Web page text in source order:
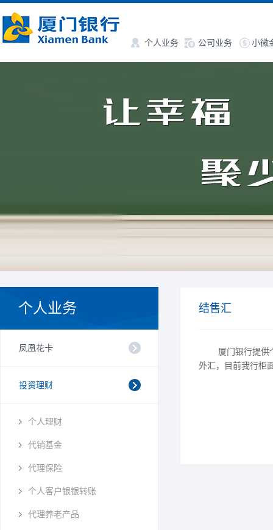
个人业务 公司业务 小微
个人业务
凤凰花卡
投资理财
个人理财
代销基金
代理保险
个人客户银银转账
代理养老产品
结售汇
厦门银行提供
外汇，目前我行柜